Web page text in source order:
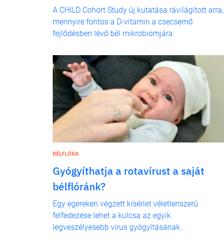
A CHILD Cohort Study új kutatása rávilágított arra,
mennyire fontos a D-vitamin a csecsemő
fejlődésben lévő bél mikrobiomjára.
BÉLFLÓRA
Gyógyíthatja a rotavírust a saját
bélflóránk?
Egy egereken végzett kísérlet véletlenszerű
felfedezése lehet a kulcsa az egyik
legveszélyesebb vírus gyógyításának.